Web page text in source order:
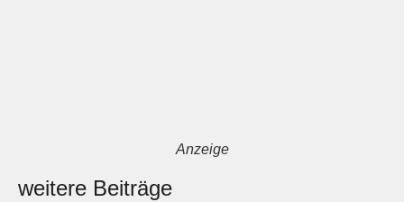
Anzeige
weitere Beiträge